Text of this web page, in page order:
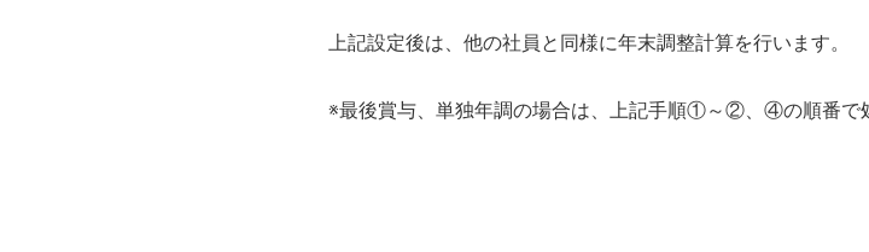
上記設定後は、他の社員と同様に年末調整計算を行います。
※最後賞与、単独年調の場合は、上記手順①～②、④の順番で